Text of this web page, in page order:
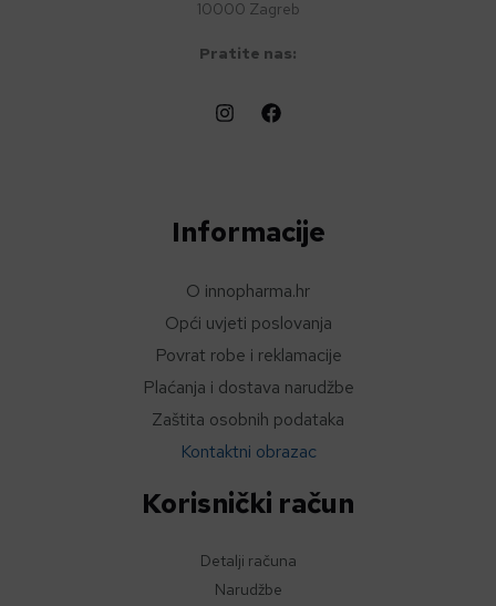
10000 Zagreb
Pratite nas:
Informacije
O innopharma.hr
Opći uvjeti poslovanja
Povrat robe i reklamacije
Plaćanja i dostava narudžbe
Zaštita osobnih podataka
Kontaktni obrazac
Korisnički račun
Detalji računa
Narudžbe